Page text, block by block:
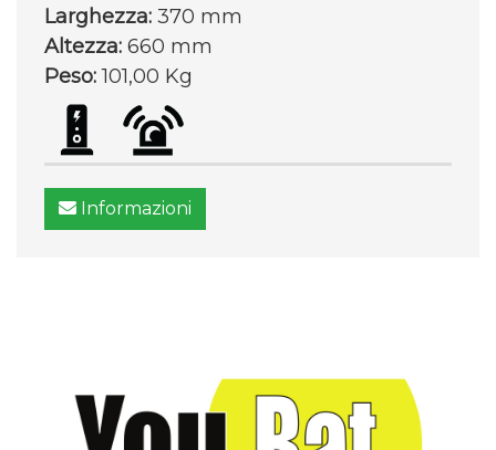
Larghezza: 370 mm
Altezza: 660 mm
Peso:101,00 Kg
Informazioni